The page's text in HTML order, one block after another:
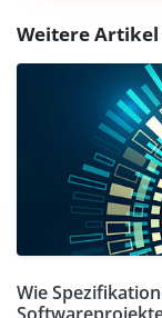
Weitere Artikel
Wie